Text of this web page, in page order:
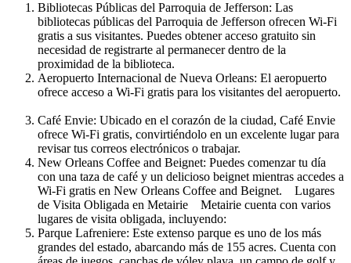
Bibliotecas Públicas del Parroquia de Jefferson: Las
bibliotecas públicas del Parroquia de Jefferson ofrecen Wi-Fi
gratis a sus visitantes. Puedes obtener acceso gratuito sin
necesidad de registrarte al permanecer dentro de la
proximidad de la biblioteca.
Aeropuerto Internacional de Nueva Orleans: El aeropuerto
ofrece acceso a Wi-Fi gratis para los visitantes del aeropuerto.
Café Envie: Ubicado en el corazón de la ciudad, Café Envie
ofrece Wi-Fi gratis, convirtiéndolo en un excelente lugar para
revisar tus correos electrónicos o trabajar.
New Orleans Coffee and Beignet: Puedes comenzar tu día
con una taza de café y un delicioso beignet mientras accedes a
Wi-Fi gratis en New Orleans Coffee and Beignet. Lugares
de Visita Obligada en Metairie Metairie cuenta con varios
lugares de visita obligada, incluyendo:
Parque Lafreniere: Este extenso parque es uno de los más
grandes del estado, abarcando más de 155 acres. Cuenta con